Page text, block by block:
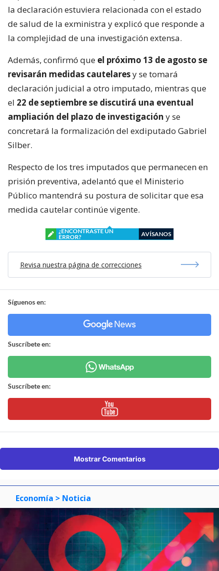
la declaración estuviera relacionada con el estado
de salud de la exministra y explicó que responde a
la complejidad de una investigación extensa.
Además, confirmó que el próximo 13 de agosto se
revisarán medidas cautelaresy se tomará
declaración judicial a otro imputado, mientras que
el 22 de septiembre se discutirá una eventual
ampliación del plazo de investigación y se
concretará la formalización del exdiputado Gabriel
Silber.
Respecto de los tres imputados que permanecen en
prisión preventiva, adelantó que el Ministerio
Público mantendrá su postura de solicitar que esa
medida cautelar continúe vigente.
¿ENCONTRASTE UN
ERROR?
AVÍSANOS
Revisa nuestra página de correcciones
Síguenos en:
Suscríbete en:
Suscríbete en:
Mostrar Comentarios
Economía > Noticia